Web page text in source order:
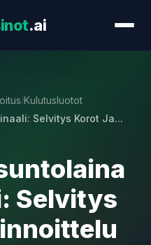
.ai
Kulutusluotot
Selvitys Korot Ja...
Selvitys